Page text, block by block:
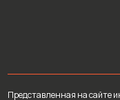
Представленная на сайте